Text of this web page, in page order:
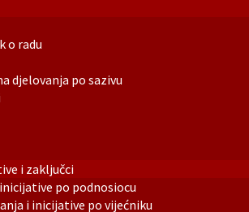
o radu
djelovanja po sazivu
i zaključci
po podnosiocu
i inicijative po vijećniku